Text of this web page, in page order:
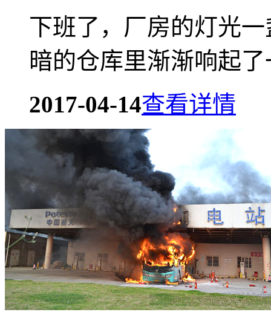
下班了，厂房的灯光
暗的仓库里渐渐响起
2017-04-14查看详情